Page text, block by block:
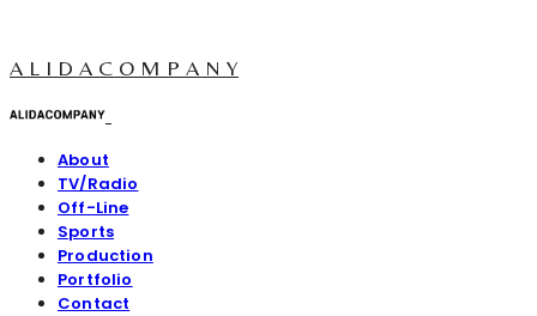
A L I D A C O M P A N Y
About
TV/Radio
Off-Line
Sports
Production
Portfolio
Contact